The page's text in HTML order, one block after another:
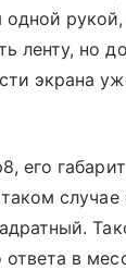
одной
ленту, но
экрана
его
в